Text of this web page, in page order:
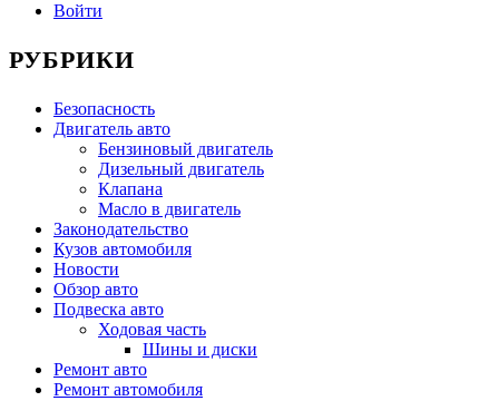
Войти
РУБРИКИ
Безопасность
Двигатель авто
Бензиновый двигатель
Дизельный двигатель
Клапана
Масло в двигатель
Законодательство
Кузов автомобиля
Новости
Обзор авто
Подвеска авто
Ходовая часть
Шины и диски
Ремонт авто
Ремонт автомобиля